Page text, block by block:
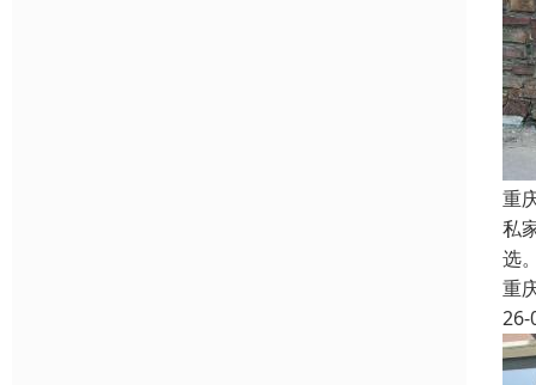
重
私
选
重
26-